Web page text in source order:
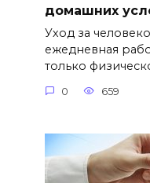
домашних
Уход за
ежедневная
только
0 659